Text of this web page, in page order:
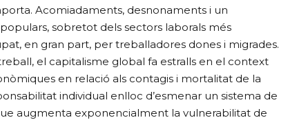
Acomiadaments, desnonaments i un
sobretot dels sectors laborals més
en gran part, per treballadores dones i migrades.
el capitalisme global fa estralls en el context
en relació als contagis i mortalitat de la
individual enlloc d’esmenar un sistema de
augmenta exponencialment la vulnerabilitat de